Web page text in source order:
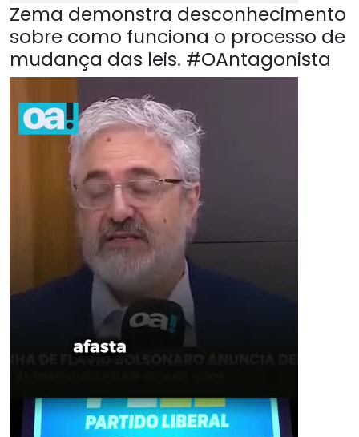
Zema demonstra desconhecimento
sobre como funciona o processo de
mudança das leis. #OAntagonista